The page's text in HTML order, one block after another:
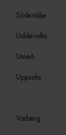
BAUI:S MINI-
LINE
DE
Södertälje
Uddevalla
Umeå
Uppsala
Varberg